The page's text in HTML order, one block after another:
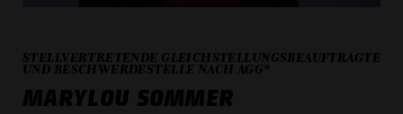
STELLVERTRETENDE GLEICHSTELLUNGSBEAUFTRAGTE
UND BESCHWERDESTELLE NACH AGG*
MARYLOU SOMMER